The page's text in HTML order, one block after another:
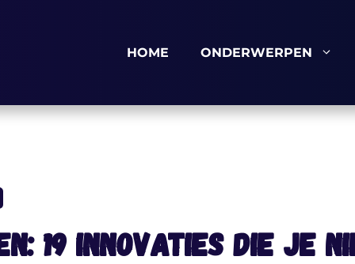
HOME ONDERWERPEN
19 innovaties die je